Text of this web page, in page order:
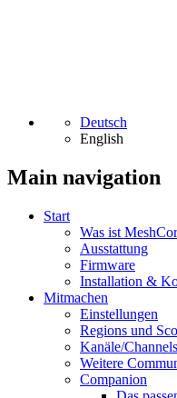
Deutsch
English
Main navigation
Start
Was ist
Ausstattung
Firmware
Installation &
Mitmachen
Einstellungen
Regions und
Kanäle/Channels
Weitere
Companion